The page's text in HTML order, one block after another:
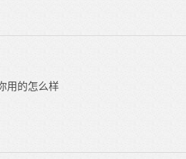
用的怎么样